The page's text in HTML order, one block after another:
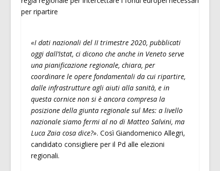
«I dati nazionali del II trimestre 2020, pubblicati
oggi dall’Istat, ci dicono che anche in Veneto serve
una pianificazione regionale, chiara, per
coordinare le opere fondamentali da cui ripartire,
dalle infrastrutture agli aiuti alla sanità, e in
questa cornice non si è ancora compresa la
posizione della giunta regionale sul Mes: a livello
nazionale siamo fermi al no di Matteo Salvini, ma
Luca Zaia cosa dice?». Così Giandomenico Allegri,
candidato consigliere per il Pd alle elezioni
regionali.